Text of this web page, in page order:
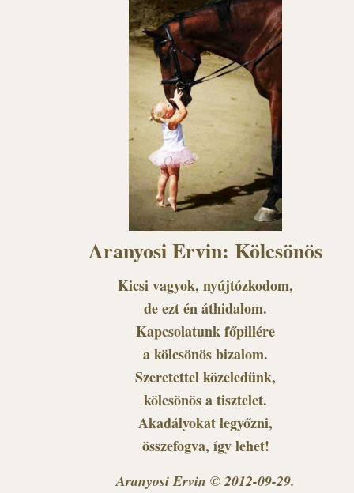
Aranyosi Ervin: Kölcsönös
Kicsi vagyok, nyújtózkodom,
de ezt én áthidalom.
Kapcsolatunk főpillére
a kölcsönös bizalom.
Szeretettel közeledünk,
kölcsönös a tisztelet.
Akadályokat legyőzni,
összefogva, így lehet!
Aranyosi Ervin © 2012-09-29.